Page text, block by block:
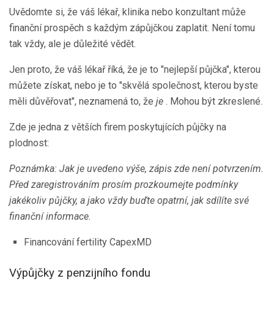
Uvědomte si, že váš lékař, klinika nebo konzultant může
finanční prospěch s každým zápůjčkou zaplatit. Není tomu
tak vždy, ale je důležité vědět.
Jen proto, že váš lékař říká, že je to "nejlepší půjčka", kterou
můžete získat, nebo je to "skvělá společnost, kterou byste
měli důvěřovat", neznamená to, že je . Mohou být zkreslené.
Zde je jedna z větších firem poskytujících půjčky na
plodnost:
Poznámka: Jak je uvedeno výše, zápis zde není potvrzením.
Před zaregistrováním prosím prozkoumejte podmínky
jakékoliv půjčky, a jako vždy buďte opatrní, jak sdílíte své
finanční informace.
Financování fertility CapexMD
Výpůjčky z penzijního fondu